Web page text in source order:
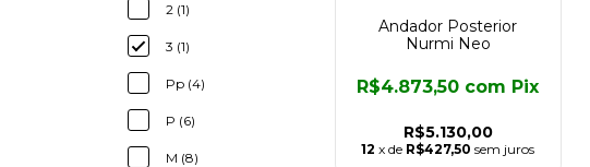
2 (1)
3 (1)
Pp (4)
P (6)
M (8)
Andador Posterior
Nurmi Neo
R$5.130,00
R$4.873,50 com Pix
12 x de R$427,50 sem juros